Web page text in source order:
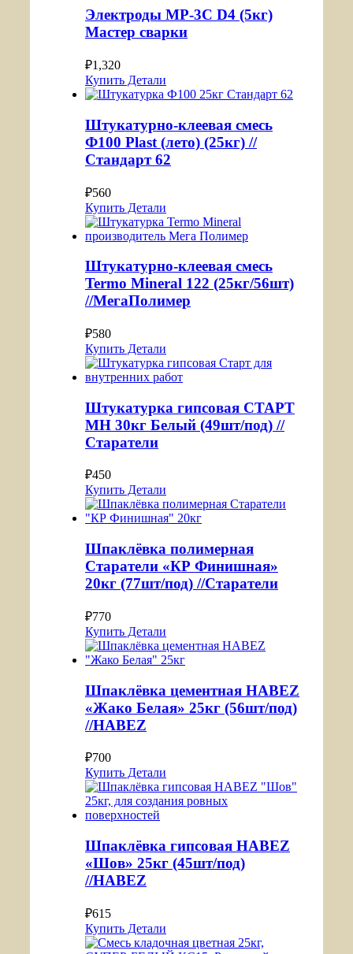
Электроды МР-3С D4 (5кг)
Мастер сварки
₽1,320
Купить Детали
Штукатурно-клеевая смесь
Ф100 Plast (лето) (25кг) //
Стандарт 62
₽560
Купить Детали
Штукатурно-клеевая смесь
Termo Mineral 122 (25кг/56шт)
//МегаПолимер
₽580
Купить Детали
Штукатурка гипсовая СТАРТ
МН 30кг Белый (49шт/под) //
Старатели
₽450
Купить Детали
Шпаклёвка полимерная
Старатели «КР Финишная»
20кг (77шт/под) //Старатели
₽770
Купить Детали
Шпаклёвка цементная HABEZ
«Жако Белая» 25кг (56шт/под)
//HABEZ
₽700
Купить Детали
Шпаклёвка гипсовая HABEZ
«Шов» 25кг (45шт/под)
//HABEZ
₽615
Купить Детали